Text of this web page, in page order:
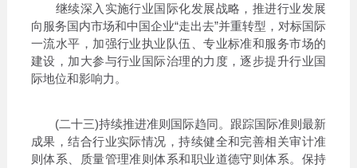
继续深入实施行业国际化发展战略，推进行业发展
向服务国内市场和中国企业“走出去”并重转型，对标国际
一流水平，加强行业执业队伍、专业标准和服务市场的
建设，加大参与行业国际治理的力度，逐步提升行业国
际地位和影响力。
(二十三)持续推进准则国际趋同。跟踪国际准则最新
成果，结合行业实际情况，持续健全和完善相关审计准
则体系、质量管理准则体系和职业道德守则体系。保持